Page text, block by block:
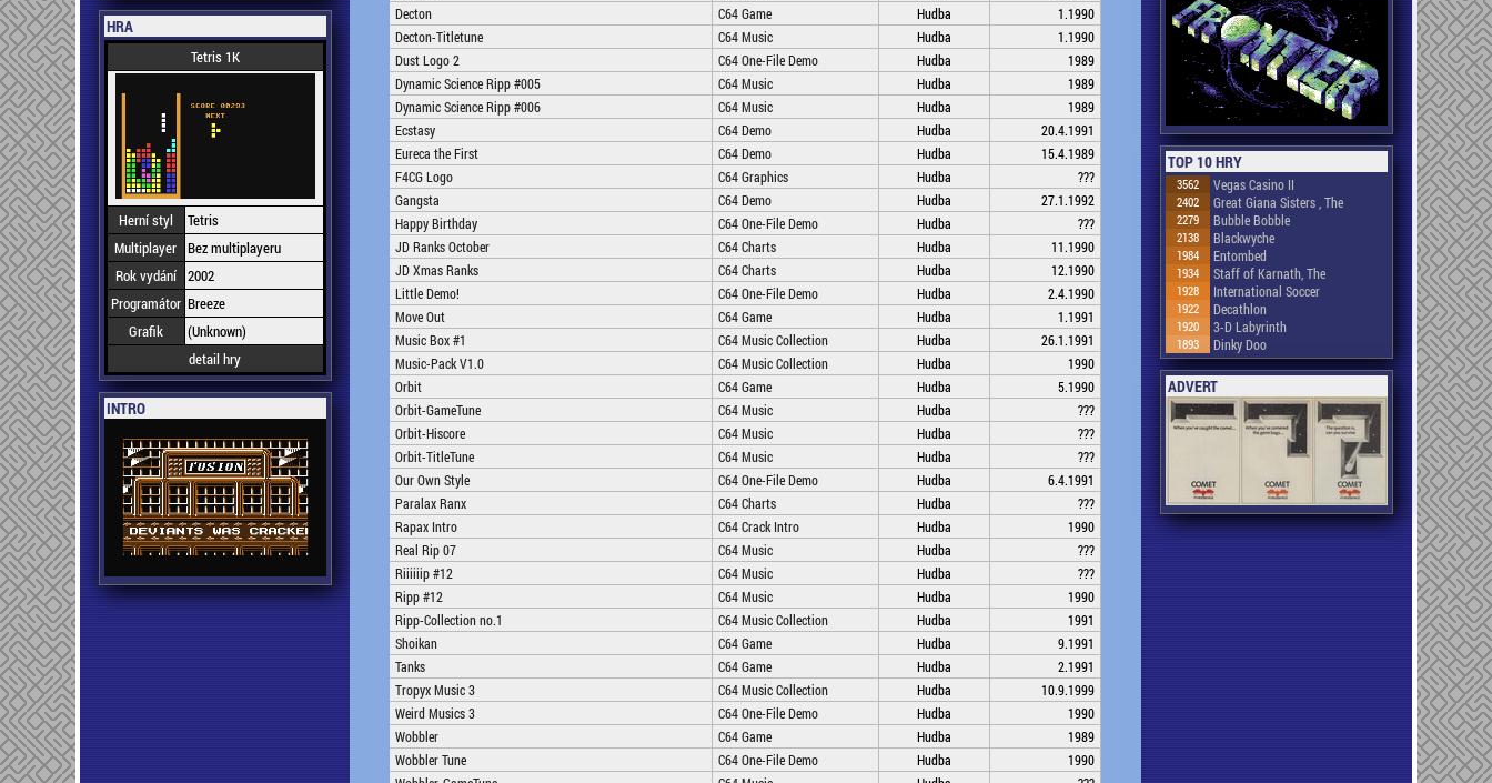
HRA
Tetris 1K
Herní styl
Tetris
Multiplayer Bez multiplayeru
Rok vydání 2002
Programátor Breeze
Grafik
(Unknown)
detail hry
INTRO
Decton
C64 Game Hudba
1.1990
Decton-Titletune
C64 Music Hudba
1.1990
Dust Logo 2
C64 One-File Demo Hudba
1989
Dynamic Science Ripp #005
C64 Music Hudba
1989
Dynamic Science Ripp #006
C64 Music Hudba
1989
Ecstasy
C64 Demo Hudba
20.4.1991
Eureca the First
C64 Demo Hudba
15.4.1989
F4CG Logo
C64 Graphics Hudba
???
Gangsta
C64 Demo Hudba
27.1.1992
Happy Birthday
C64 One-File Demo Hudba
???
JD Ranks October
C64 Charts Hudba
11.1990
JD Xmas Ranks
C64 Charts Hudba
12.1990
Little Demo!
C64 One-File Demo Hudba
2.4.1990
Move Out
C64 Game Hudba
1.1991
Music Box #1
C64 Music Collection Hudba
26.1.1991
Music-Pack V1.0
C64 Music Collection Hudba
1990
Orbit
C64 Game Hudba
5.1990
Orbit-GameTune
C64 Music Hudba
???
Orbit-Hiscore
C64 Music Hudba
???
Orbit-TitleTune
C64 Music Hudba
???
Our Own Style
C64 One-File Demo Hudba
6.4.1991
Paralax Ranx
C64 Charts Hudba
???
Rapax Intro
C64 Crack Intro Hudba
1990
Real Rip 07
C64 Music Hudba
???
Riiiiiip #12
C64 Music Hudba
???
Ripp #12
C64 Music Hudba
1990
Ripp-Collection no.1
C64 Music Collection Hudba
1991
Shoikan
C64 Game Hudba
9.1991
Tanks
C64 Game Hudba
2.1991
Tropyx Music 3
C64 Music Collection Hudba
10.9.1999
Weird Musics 3
C64 One-File Demo Hudba
1990
Wobbler
C64 Game Hudba
1989
Wobbler Tune
C64 One-File Demo Hudba
1990
TOP 10 HRY
3562 Vegas Casino II
2402 Great Giana Sisters , The
2279 Bubble Bobble
2138 Blackwyche
1984 Entombed
1934 Staff of Karnath, The
1928 International Soccer
1922 Decathlon
1920 3-D Labyrinth
1893 Dinky Doo
ADVERT